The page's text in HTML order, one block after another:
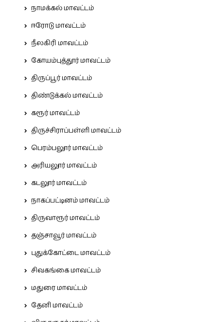
நாமக்கல் மாவட்டம்
ஈரோடு மாவட்டம்
நீலகிரி மாவட்டம்
கோயம்புத்தூர் மாவட்டம்
திருப்பூர் மாவட்டம்
திண்டுக்கல் மாவட்டம்
கரூர் மாவட்டம்
திருச்சிராப்பள்ளி மாவட்டம்
பெரம்பலூர் மாவட்டம்
அரியலூர் மாவட்டம்
கடலூர் மாவட்டம்
நாகப்பட்டினம் மாவட்டம்
திருவாரூர் மாவட்டம்
தஞ்சாவூர் மாவட்டம்
புதுக்கோட்டை மாவட்டம்
சிவகங்கை மாவட்டம்
மதுரை மாவட்டம்
தேனி மாவட்டம்